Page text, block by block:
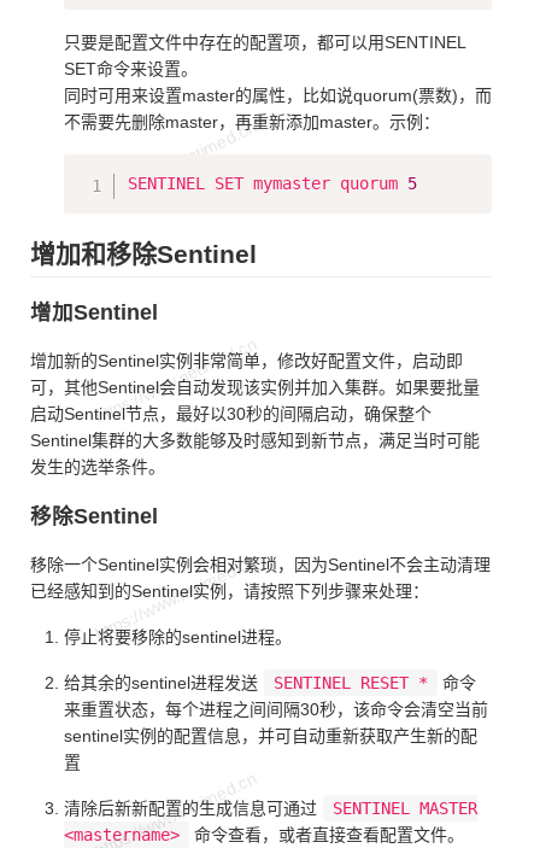
只要是配置文件中存在的配置项，都可以用SENTINEL
SET命令来设置。
同时可用来设置master的属性，比如说quorum(票数)，而
不需要先删除master，再重新添加master。示例：
SENTINEL SET mymaster quorum 5
增加和移除Sentinel
增加Sentinel
增加新的Sentinel实例非常简单，修改好配置文件，启动即
可，其他Sentinel会自动发现该实例并加入集群。如果要批量
启动Sentinel节点，最好以30秒的间隔启动，确保整个
Sentinel集群的大多数能够及时感知到新节点，满足当时可能
发生的选举条件。
移除Sentinel
移除一个Sentinel实例会相对繁琐，因为Sentinel不会主动清理
已经感知到的Sentinel实例，请按照下列步骤来处理：
停止将要移除的sentinel进程。
给其余的sentinel进程发送 SENTINEL RESET *
命令
来重置状态，每个进程之间间隔30秒，该命令会清空当前
sentinel实例的配置信息，并可自动重新获取产生新的配
置
清除后新新配置的生成信息可通过
SENTINEL MASTER
<mastername>
命令查看，或者直接查看配置文件。